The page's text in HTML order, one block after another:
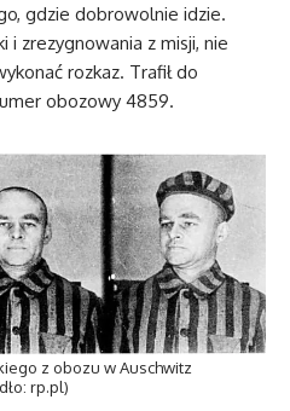
gdzie dobrowolnie idzie.
i zrezygnowania z misji, nie
rozkaz. Trafił do
obozowy 4859.
z obozu w Auschwitz
rp.pl)